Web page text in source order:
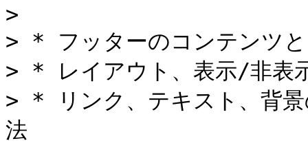
>
> * フッターのコンテンツと
> * レイアウト、表示/非表
> * リンク、テキスト、背景
法